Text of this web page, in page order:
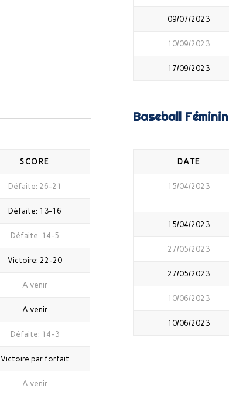
09/07/2023
10/09/2023
17/09/2023
SCORE
Défaite: 26-21
Défaite: 13-16
Défaite: 14-5
Victoire: 22-20
A venir
A venir
Défaite: 14-3
Victoire par forfait
A venir
Baseball Féminin
DATE
15/04/2023
15/04/2023
27/05/2023
27/05/2023
10/06/2023
10/06/2023